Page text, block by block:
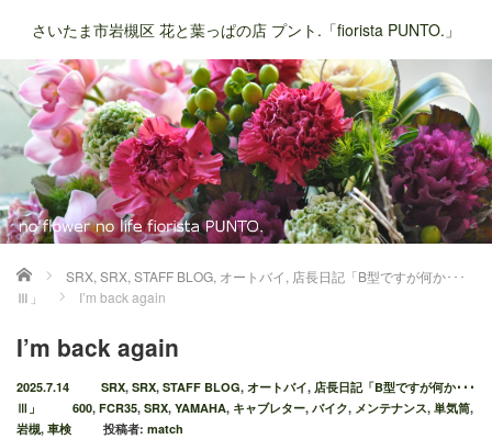
さいたま市岩槻区 花と葉っぱの店 プント.「fiorista PUNTO.」
ホーム SRX, SRX, STAFF BLOG, オートバイ, 店長日記「B型ですが何か･･･
Ⅲ」
I’m back again
I’m back again
2025.7.14 SRX, SRX, STAFF BLOG, オートバイ, 店長日記「B型ですが何か･･･
Ⅲ」
600, FCR35, SRX, YAMAHA, キャブレター, バイク, メンテナンス, 単気筒,
岩槻, 車検 投稿者: match